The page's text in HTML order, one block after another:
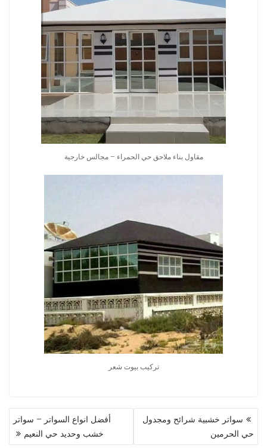
مقاول بناء ملاحق حي الحمراء – مجالس خارجية
تركيب بيوت شعر
تصفّح
المقالات
سواتر خشبية شرائح ومجدول
حي الحرمين
أفضل انواع السواتر – سواتر
خشب وحديد حي النعيم